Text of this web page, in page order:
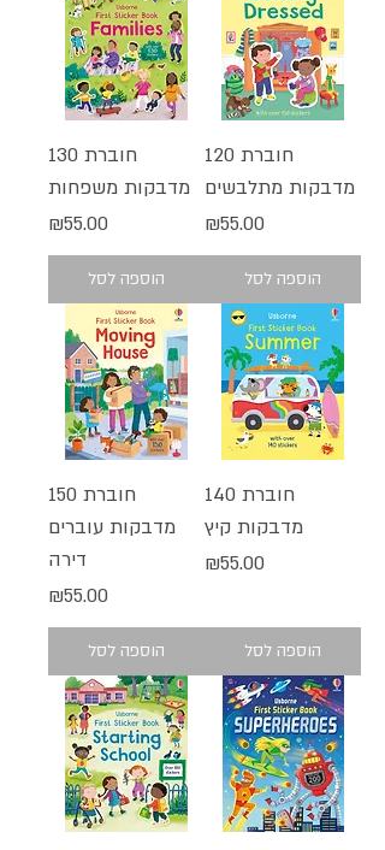
חוברת 120
מדבקות מתלבשים
מחיר
₪55.00
הוספה לסל
חוברת 130
מדבקות משפחות
מחיר
₪55.00
הוספה לסל
חוברת 140
מדבקות קיץ
מחיר
₪55.00
הוספה לסל
חוברת 150
מדבקות עוברים
דירה
מחיר
₪55.00
הוספה לסל